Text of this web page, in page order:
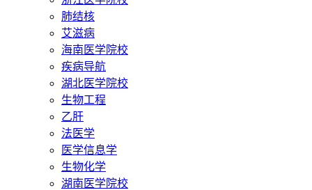
肺结核
艾滋病
海南医学院校
疾病导航
湖北医学院校
生物工程
乙肝
法医学
医学信息学
生物化学
湖南医学院校